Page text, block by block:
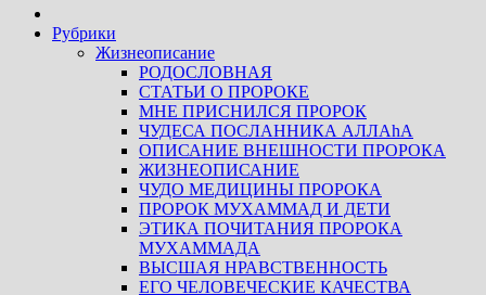
Рубрики
Жизнеописание
РОДОСЛОВНАЯ
СТАТЬИ О ПРОРОКЕ
МНЕ ПРИСНИЛСЯ ПРОРОК
ЧУДЕСА ПОСЛАННИКА АЛЛАhА
ОПИСАНИЕ ВНЕШНОСТИ ПРОРОКА
ЖИЗНЕОПИСАНИЕ
ЧУДО МЕДИЦИНЫ ПРОРОКА
ПРОРОК МУХАММАД И ДЕТИ
ЭТИКА ПОЧИТАНИЯ ПРОРОКА
МУХАММАДА
ВЫСШАЯ НРАВСТВЕННОСТЬ
ЕГО ЧЕЛОВЕЧЕСКИЕ КАЧЕСТВА